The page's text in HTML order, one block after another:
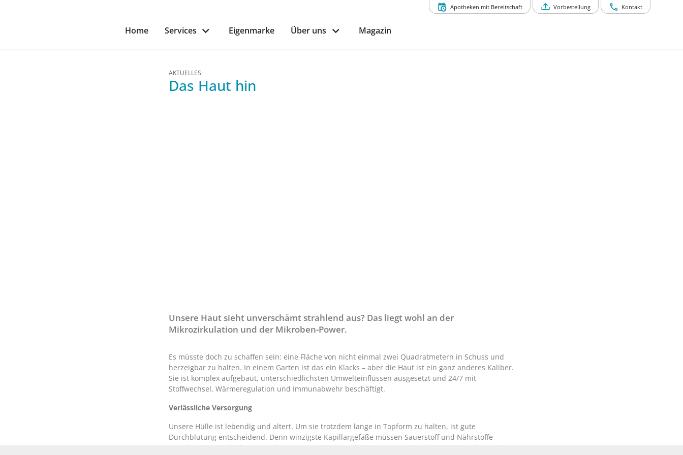
Apotheken mit Bereitschaft Vorbestellung Kontakt
Home Services Eigenmarke Über uns Magazin
AKTUELLES
Das Haut hin
Unsere Haut sieht unverschämt strahlend aus? Das liegt wohl an der
Mikrozirkulation und der Mikroben-Power.
Es müsste doch zu schaffen sein: eine Fläche von nicht einmal zwei Quadratmetern in Schuss und
herzeigbar zu halten. In einem Garten ist das ein Klacks – aber die Haut ist ein ganz anderes Kaliber.
Sie ist komplex aufgebaut, unterschiedlichsten Umwelteinflüssen ausgesetzt und 24/7 mit
Stoffwechsel, Wärmeregulation und Immunabwehr beschäftigt.
Verlässliche Versorgung
Unsere Hülle ist lebendig und altert. Um sie trotzdem lange in Topform zu halten, ist gute
Durchblutung entscheidend. Denn winzigste Kapillargefäße müssen Sauerstoff und Nährstoffe
verteilen – bis in die letzten Zellen unserer Finger- und Zehenspitzen. Gleichzeitig übernehmen die